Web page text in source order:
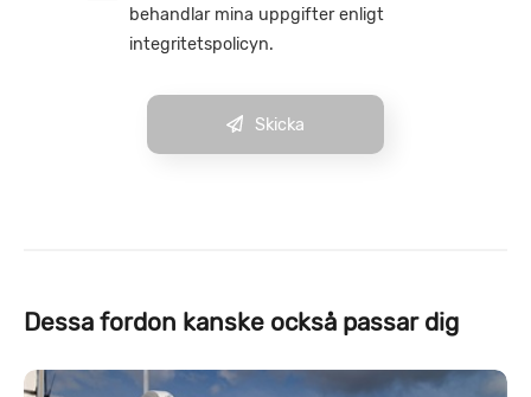
behandlar mina uppgifter enligt
integritetspolicyn.
Skicka
Dessa fordon kanske också passar dig